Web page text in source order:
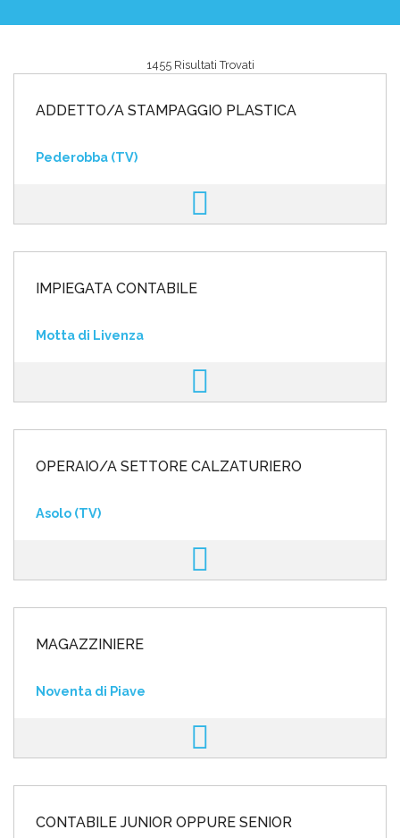
INVIA CV
1455 Risultati Trovati
ADDETTO/A STAMPAGGIO PLASTICA
Pederobba (TV)
IMPIEGATA CONTABILE
Motta di Livenza
OPERAIO/A SETTORE CALZATURIERO
Asolo (TV)
MAGAZZINIERE
Noventa di Piave
CONTABILE JUNIOR OPPURE SENIOR